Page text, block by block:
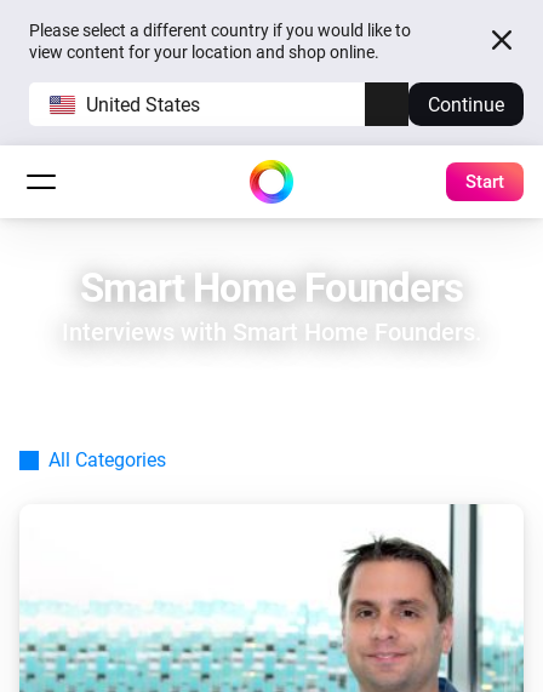
Please select a different country if you would like to
view content for your location and shop online.
United States Continue
Start
Smart Home Founders
Interviews with Smart Home Founders.
All Categories